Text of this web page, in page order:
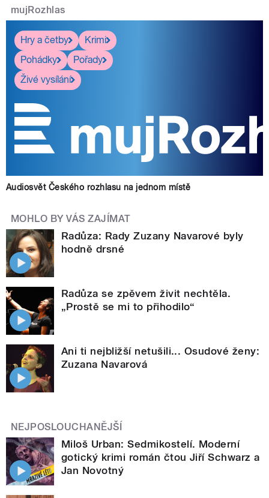
mujRozhlas
Hry a četby
Krimi
Pohádky
Pořady
Živé vysílání
Audiosvět Českého rozhlasu na jednom místě
MOHLO BY VÁS ZAJÍMAT
Radůza: Rady Zuzany Navarové byly
hodně drsné
Radůza se zpěvem živit nechtěla.
„Prostě se mi to přihodilo“
Ani ti nejbližší netušili... Osudové ženy:
Zuzana Navarová
NEJPOSLOUCHANĚJŠÍ
Miloš Urban: Sedmikostelí. Moderní
gotický krimi román čtou Jiří Schwarz a
Jan Novotný